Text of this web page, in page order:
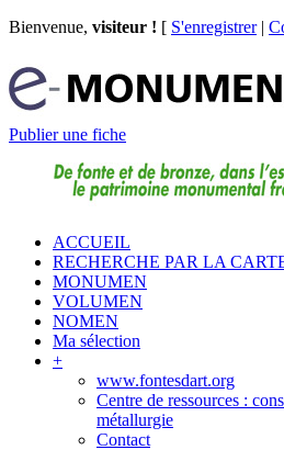
Bienvenue, visiteur ! [ S'enregistrer|
Publier une fiche
ACCUEIL
RECHERCHE PAR LA
MONUMEN
VOLUMEN
NOMEN
Ma sélection
+
www.fontesdart.org
Centre de ressources :
métallurgie
Contact